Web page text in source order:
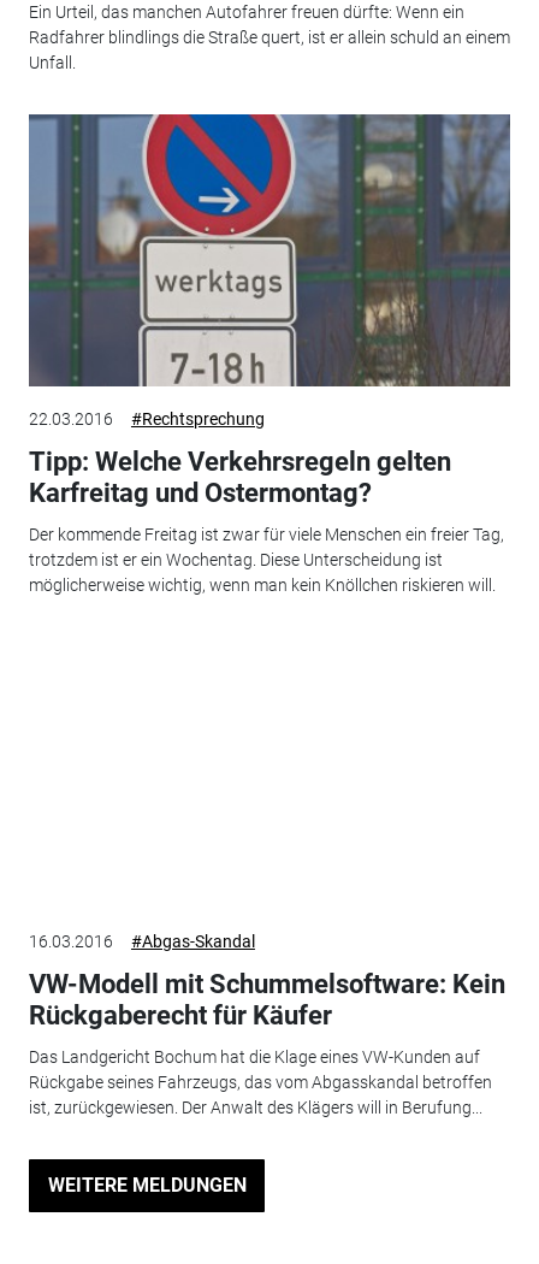
Ein Urteil, das manchen Autofahrer freuen dürfte: Wenn ein
Radfahrer blindlings die Straße quert, ist er allein schuld an einem
Unfall.
22.03.2016 #Rechtsprechung
Tipp: Welche Verkehrsregeln gelten
Karfreitag und Ostermontag?
Der kommende Freitag ist zwar für viele Menschen ein freier Tag,
trotzdem ist er ein Wochentag. Diese Unterscheidung ist
möglicherweise wichtig, wenn man kein Knöllchen riskieren will.
16.03.2016 #Abgas-Skandal
VW-Modell mit Schummelsoftware: Kein
Rückgaberecht für Käufer
Das Landgericht Bochum hat die Klage eines VW-Kunden auf
Rückgabe seines Fahrzeugs, das vom Abgasskandal betroffen
ist, zurückgewiesen. Der Anwalt des Klägers will in Berufung...
WEITERE MELDUNGEN